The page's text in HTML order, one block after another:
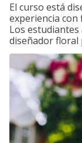
El curso está
experiencia
Los
diseñador floral